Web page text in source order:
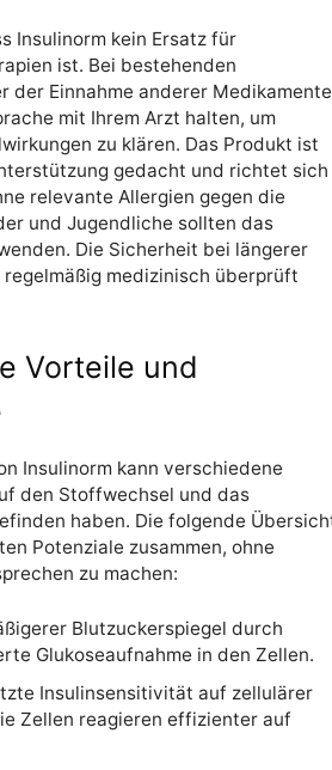
Insulinorm kein Ersatz für
ist. Bei bestehenden
der Einnahme anderer Medikamente
mit Ihrem Arzt halten, um
zu klären. Das Produkt ist
gedacht und richtet sich
relevante Allergien gegen die
und Jugendliche sollten das
Die Sicherheit bei längerer
medizinisch überprüft
Vorteile und
Insulinorm kann verschiedene
den Stoffwechsel und das
haben. Die folgende
Potenziale zusammen, ohne
zu machen:
Blutzuckerspiegel durch
Glukoseaufnahme in den Zellen.
Insulinsensitivität auf zellulärer
Zellen reagieren effizienter auf